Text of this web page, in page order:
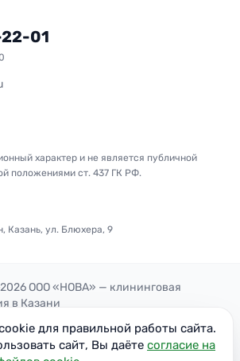
01
характер и не является публичной
положениями ст. 437 ГК РФ.
Казань, ул. Блюхера, 9
ООО «НОВА» — клининговая
в Казани
для правильной работы сайта.
сайт, Вы даёте согласие на